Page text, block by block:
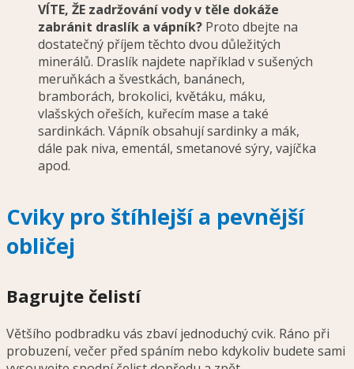
VÍTE, ŽE zadržování vody v těle dokáže
zabránit draslík a vápník? Proto dbejte na
dostatečný příjem těchto dvou důležitých
minerálů. Draslík najdete například v sušených
meruňkách a švestkách, banánech,
bramborách, brokolici, květáku, máku,
vlašských ořeších, kuřecím mase a také
sardinkách. Vápník obsahují sardinky a mák,
dále pak niva, ementál, smetanové sýry, vajíčka
apod.
Cviky pro štíhlejší a pevnější
obličej
Bagrujte čelistí
Většího podbradku vás zbaví jednoduchý cvik. Ráno při
probuzení, večer před spáním nebo kdykoliv budete sami